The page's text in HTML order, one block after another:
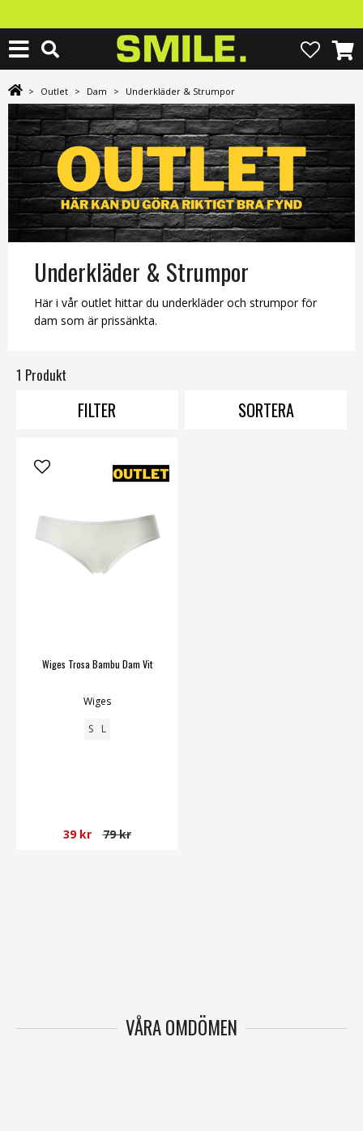
> Outlet > Dam > Underkläder & Strumpor
Underkläder & Strumpor
Här i vår outlet hittar du underkläder och strumpor för
dam som är prissänkta.
1 Produkt
FILTER SORTERA
Wiges Trosa Bambu Dam Vit
Wiges
S L
39 kr 79 kr
VÅRA OMDÖMEN